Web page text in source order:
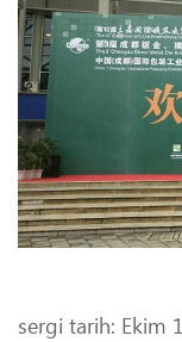
sergi tarih: Ekim